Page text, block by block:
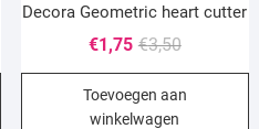
Decora Geometric heart cutter
€3,50
prijs
was:
€1,75
Huidige
prijs
is:
Toevoegen aan
winkelwagen